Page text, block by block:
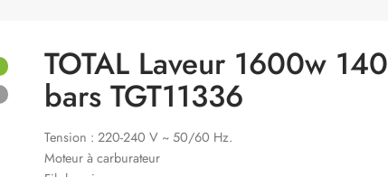
TOTAL Laveur 1600w 140
bars TGT11336
Tension : 220-240 V ~ 50/60 Hz.
Moteur à carburateur